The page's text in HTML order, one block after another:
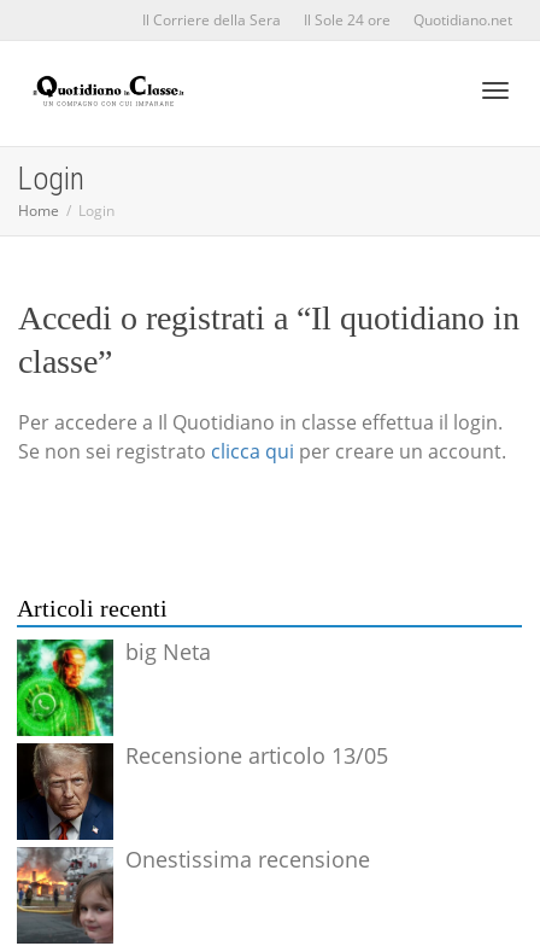
Il Corriere della Sera Il Sole 24 ore Quotidiano.net
Login
Home Login
Accedi o registrati a “Il quotidiano in
classe”
Per accedere a Il Quotidiano in classe effettua il login.
Se non sei registrato clicca qui per creare un account.
Articoli recenti
big Neta
Recensione articolo 13/05
Onestissima recensione